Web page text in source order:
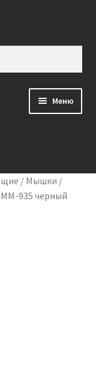
Меню
/ Мышки /
935 черный